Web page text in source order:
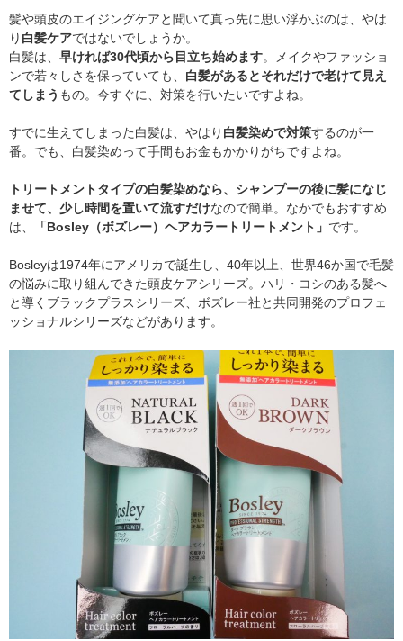
髪や頭皮のエイジングケアと聞いて真っ先に思い浮かぶのは、やは
り 白髪ケアではないでしょうか。
白髪は、 早ければ30代頃から目立ち始めます。メイクやファッショ
ンで若々しさを保っていても、 白髪があるとそれだけで老けて見え
てしまう もの。今すぐに、対策を行いたいですよね。
すでに生えてしまった白髪は、やはり 白髪染めで対策するのが一
番。でも、白髪染めって手間もお金もかかりがちですよね。
トリートメントタイプの白髪染めなら、シャンプーの後に髪になじ
ませて、少し時間を置いて流すだけなので簡単。なかでもおすすめ
は、
「Bosley（ボズレー）ヘアカラートリートメント」 です。
Bosleyは1974年にアメリカで誕生し、40年以上、世界46か国で毛髪
の悩みに取り組んできた頭皮ケアシリーズ。ハリ・コシのある髪へ
と導くブラックプラスシリーズ、ボズレー社と共同開発のプロフェ
ッショナルシリーズなどがあります。